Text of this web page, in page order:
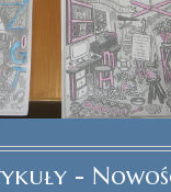
-